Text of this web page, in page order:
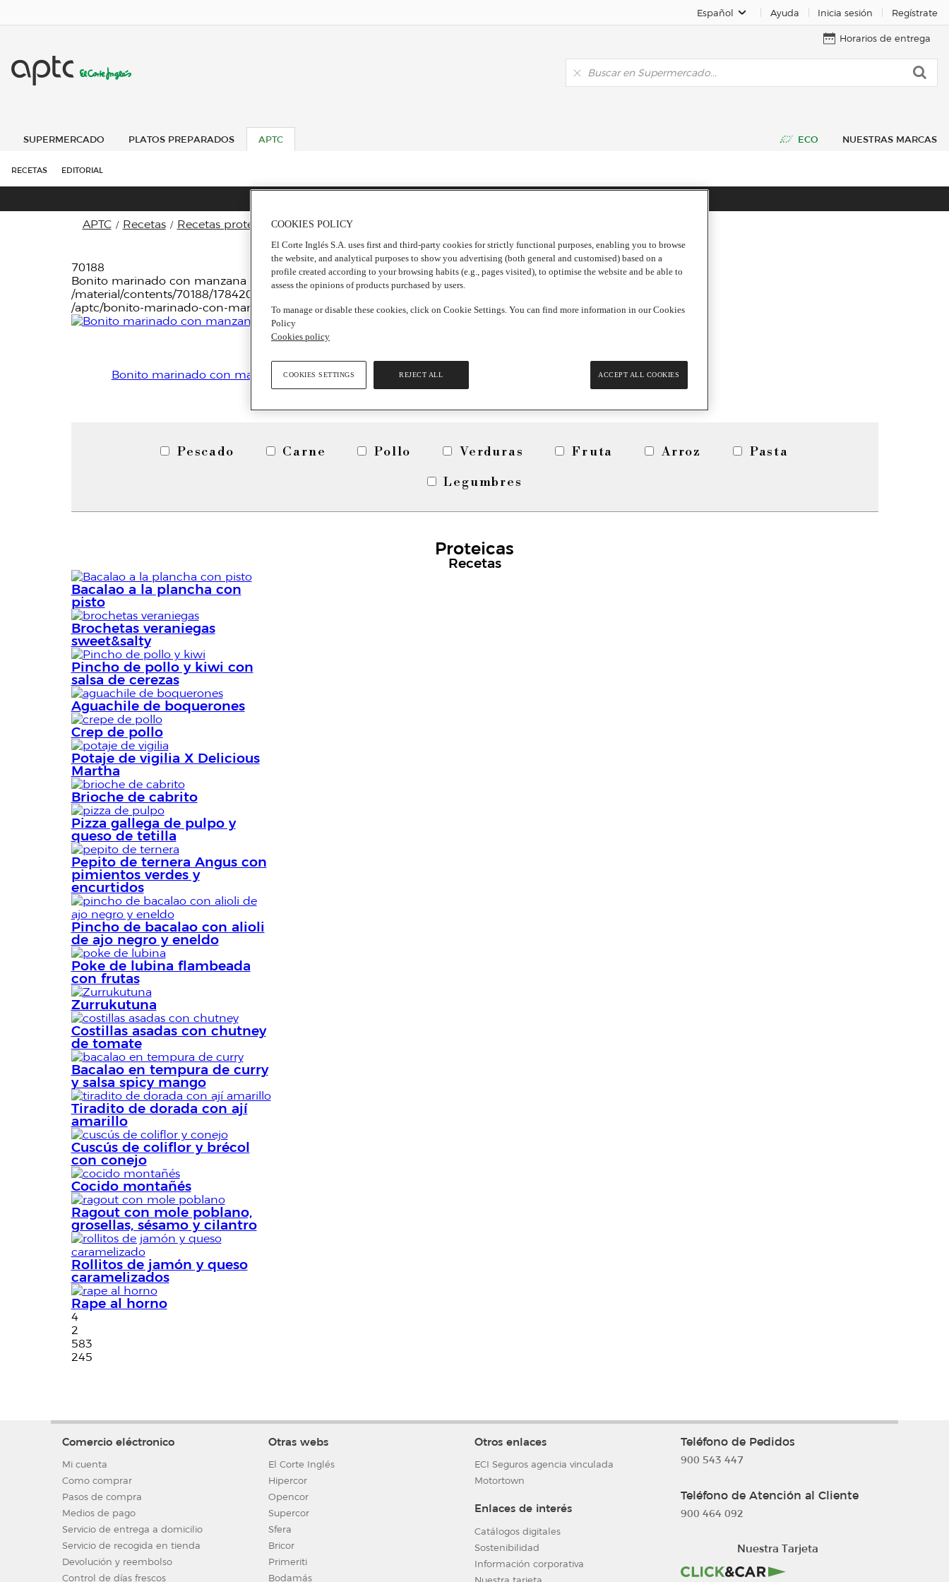
Español Ayuda Inicia sesión Regístrate
Horarios de entrega
SUPERMERCADO PLATOS PREPARADOS APTC ECO NUESTRAS MARCAS
RECETAS EDITORIAL
APTC Recetas Recetas proteicas
Las más buscadas
Recetas
70188
Bonito marinado con manzana
/material/contents/70188/1784203029_bonitomarinadoconmanzana.jpg
/aptc/bonito-marinado-con-manzana/
Bonito marinado con manzana
Pescado Carne Pollo Verduras Fruta Arroz
Pasta
Legumbres
Proteicas
Recetas
Bacalao a la plancha con
pisto
Brochetas veraniegas
sweet&salty
Pincho de pollo y kiwi con
salsa de cerezas
Aguachile de boquerones
Crep de pollo
Potaje de vigilia X Delicious
Martha
Brioche de cabrito
Pizza gallega de pulpo y
queso de tetilla
Pepito de ternera Angus con
pimientos verdes y
encurtidos
Pincho de bacalao con alioli
de ajo negro y eneldo
Poke de lubina flambeada
con frutas
Zurrukutuna
Costillas asadas con chutney
de tomate
Bacalao en tempura de curry
y salsa spicy mango
Tiradito de dorada con ají
amarillo
Cuscús de coliflor y brécol
con conejo
Cocido montañés
Ragout con mole poblano,
grosellas, sésamo y cilantro
Rollitos de jamón y queso
caramelizados
Rape al horno
4
2
583
245
Comercio eléctronico
Mi cuenta
Como comprar
Pasos de compra
Medios de pago
Servicio de entrega a domicilio
Servicio de recogida en tienda
Devolución y reembolso
Control de días frescos
Otras webs
El Corte Inglés
Hipercor
Opencor
Supercor
Sfera
Bricor
Primeriti
Bodamás
Otros enlaces
ECI Seguros agencia vinculada
Motortown
Enlaces de interés
Catálogos digitales
Sostenibilidad
Información corporativa
Nuestra tarjeta
Teléfono de Pedidos
900 543 447
Teléfono de Atención al Cliente
900 464 092
Nuestra Tarjeta
COOKIES POLICY
El Corte Inglés S.A. uses first and third-party cookies for strictly functional purposes, enabling you to browse
the website, and analytical purposes to show you advertising (both general and customised) based on a
profile created according to your browsing habits (e.g., pages visited), to optimise the website and be able to
assess the opinions of products purchased by users.
To manage or disable these cookies, click on Cookie Settings. You can find more information in our Cookies
Policy
Cookies policy
REJECT ALL ACCEPT ALL COOKIES
COOKIES SETTINGS